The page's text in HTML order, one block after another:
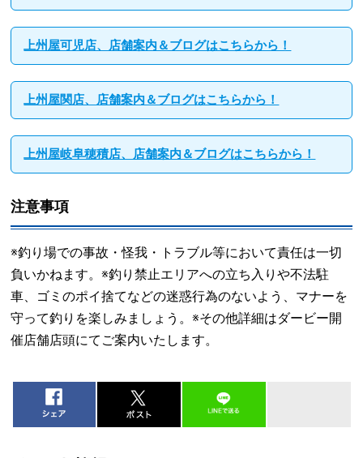
上州屋可児店、店舗案内＆ブログはこちらから！
上州屋関店、店舗案内＆ブログはこちらから！
上州屋岐阜穂積店、店舗案内＆ブログはこちらから！
注意事項
※釣り場での事故・怪我・トラブル等において責任は一切
負いかねます。※釣り禁止エリアへの立ち入りや不法駐
車、ゴミのポイ捨てなどの迷惑行為のないよう、マナーを
守って釣りを楽しみましょう。※その他詳細はダービー開
催店舗店頭にてご案内いたします。